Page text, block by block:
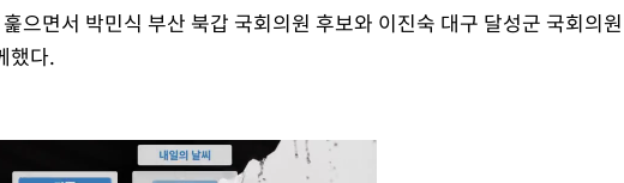
으면서 박민식 부산 북갑 국회의원 후보와 이진숙 대구 달성군 국회의원
했다.